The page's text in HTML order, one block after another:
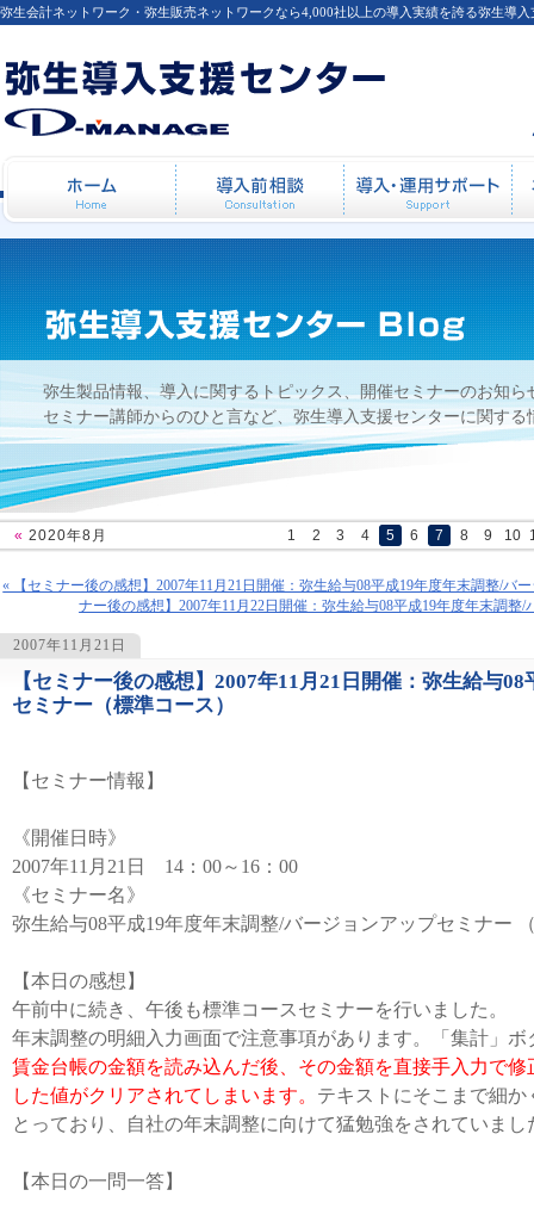
【セミナー後の感想】2007年11月21日開催
ナー（標準コース）
弥生会計ネットワーク・弥生販売ネットワークなら4,000社以上の導入実績を誇る弥生導
弥生製品情報、導入に関するトピックス、開催セミナーのお知ら
セミナー講師からのひと言など、弥生導入支援センターに関す
«2020年8月 1 2 3 4 5 6 7 8 9 10
« 【セミナー後の感想】2007年11月21日開催：弥生給与08平成19年度年末調整/バ
ナー後の感想】2007年11月22日開催：弥生給与08平成19年度年末調整
2007年11月21日
【セミナー後の感想】2007年11月21日開催：弥生給与
セミナー（標準コース）
【セミナー情報】
《開催日時》
2007年11月21日 14：00～16：00
《セミナー名》
弥生給与08平成19年度年末調整/バージョンアップセミナー
【本日の感想】
午前中に続き、午後も標準コースセミナーを行いました。
年末調整の明細入力画面で注意事項があります。「集計」ボ
賃金台帳の金額を読み込んだ後、その金額を直接手入力で
した値がクリアされてしまいます。 テキストにそこまで細
とっており、自社の年末調整に向けて猛勉強をされていまし
【本日の一問一答】
ホーム 導入前相談 導